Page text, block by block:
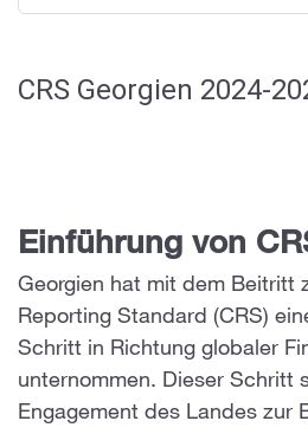
CRS Georgien 2024-
Einführung von
Georgien hat mit dem Beitritt
Reporting Standard (CRS)
Schritt in Richtung globaler
unternommen. Dieser Schritt
Engagement des Landes zur